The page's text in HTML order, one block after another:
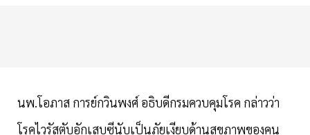
นพ.โอภาส การย์กวินพงศ์ อธิบดีกรมควบคุมโรค กล่าวว่า
โรคไวรัสตับอักเสบซีนับเป็นภัยเงียบด้านสุขภาพของคน